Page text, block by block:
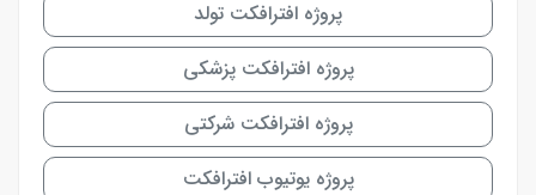
پروژه افترافکت تولد
پروژه افترافکت پزشکی
پروژه افترافکت شرکتی
پروژه یوتیوب افترافکت